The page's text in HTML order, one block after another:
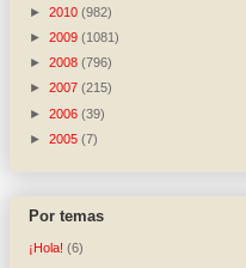
► 2010 (982)
► 2009 (1081)
► 2008 (796)
► 2007 (215)
► 2006 (39)
► 2005 (7)
Por temas
¡Hola! (6)